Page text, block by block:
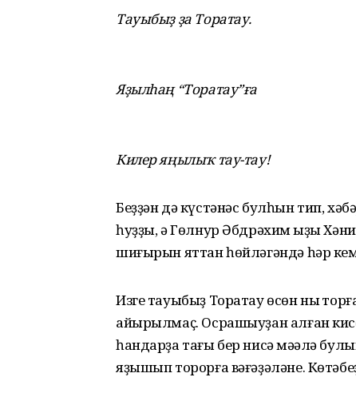
Тауыбыҙ ҙа Торатау.
Яҙылһаң “Торатау”ға
Килер яңылыҡ тау-тау!
Беҙҙән дә күстәнәс булһын тип,
һуҙҙы, ә Гөлнур Әбдрәхим ҡыҙы
шиғырын яттан һөйләгәндә һәр кем
Изге тауыбыҙ Торатау өсөн ныҡ
айырылмаҫ. Осрашыуҙан алған
һандарҙа тағы бер нисә мәҡәлә
яҙышып торорға вәғәҙәләне.